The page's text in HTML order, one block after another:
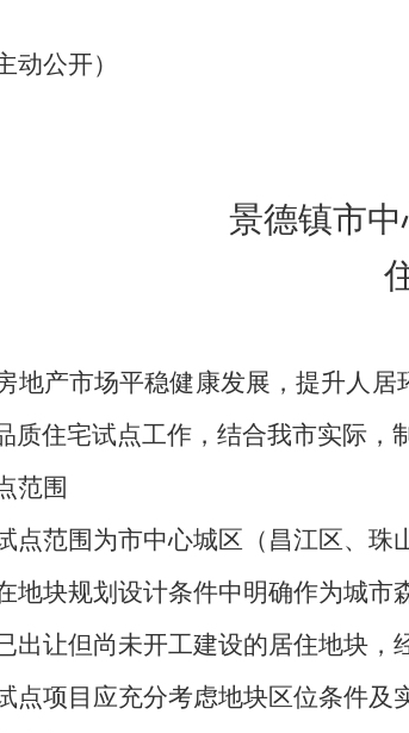
动公开）
景德镇市
地产市场平稳健康发展，提升人
质住宅试点工作，结合我市实际，
范围
点范围为市中心城区（昌江区、
地块规划设计条件中明确作为城市
出让但尚未开工建设的居住地块
点项目应充分考虑地块区位条件及